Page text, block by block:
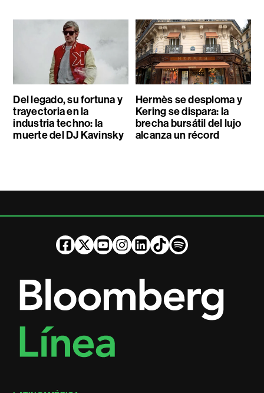
Del legado, su fortuna y
trayectoria en la
industria techno: la
muerte del DJ Kavinsky
Hermès se desploma y
Kering se dispara: la
brecha bursátil del lujo
alcanza un récord